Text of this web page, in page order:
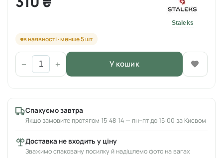
Staleks
в наявності · менше 5 шт
− + У кошик
Спакуємо завтра
Якщо замовите протягом 15:48:14 — пн–пт до 15:00 за Києвом
Доставка не входить у ціну
Зважимо спаковану посилку й надішлемо фото на вагах